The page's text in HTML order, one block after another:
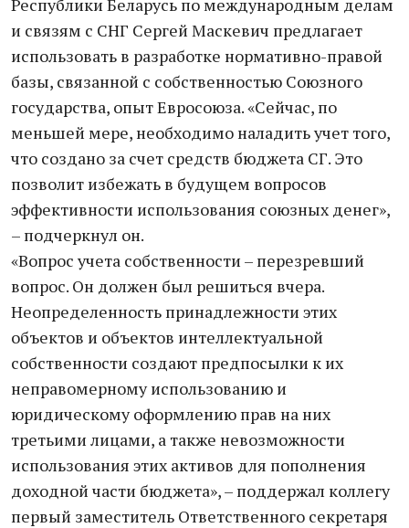
Республики Беларусь по международным делам
и связям с СНГ Сергей Маскевич предлагает
использовать в разработке нормативно-правой
базы, связанной с собственностью Союзного
государства, опыт Евросоюза. «Сейчас, по
меньшей мере, необходимо наладить учет того,
что создано за счет средств бюджета СГ. Это
позволит избежать в будущем вопросов
эффективности использования союзных денег»,
– подчеркнул он.
«Вопрос учета собственности – перезревший
вопрос. Он должен был решиться вчера.
Неопределенность принадлежности этих
объектов и объектов интеллектуальной
собственности создают предпосылки к их
неправомерному использованию и
юридическому оформлению прав на них
третьими лицами, а также невозможности
использования этих активов для пополнения
доходной части бюджета», – поддержал коллегу
первый заместитель Ответственного секретаря